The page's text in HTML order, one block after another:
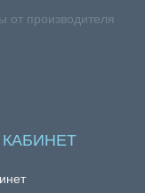
от производителя